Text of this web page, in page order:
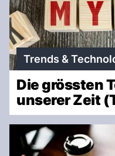
Trends &
Die grössten
unserer Zeit